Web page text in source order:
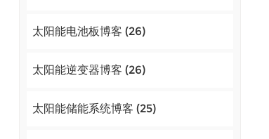
太阳能电池板博客 (26)
太阳能逆变器博客 (26)
太阳能储能系统博客 (25)